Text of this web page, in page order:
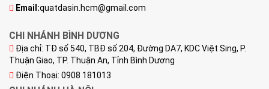
Số điện thoại bàn: (028)3.873.2691
phongkinhdoanh@kimmygroup.com
Website: kimmygroup.com
NHÀ MÁY SẢN XUẤT: CÔNG TY TNHH ĐẠI TÂN(Dasin)
Địa chỉ:KCX Tân Thuận, Số 8, Tân Thuận Đông, Quận 7, Thành
phố Hồ Chí Minh.